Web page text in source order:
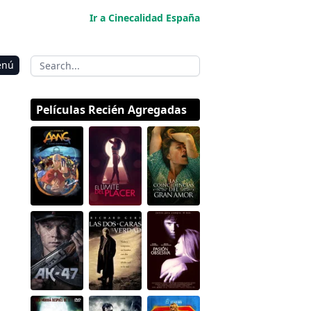
Ir a Cinecalidad España
Películas Recién Agregadas